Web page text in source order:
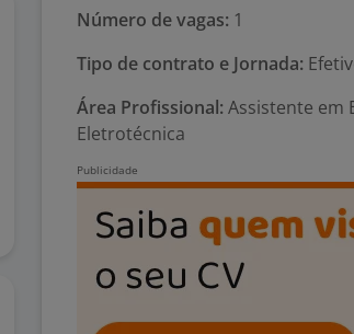
Número de vagas: 1
Tipo de contrato e Jornada:
Área Profissional: Assistente em
Eletrotécnica